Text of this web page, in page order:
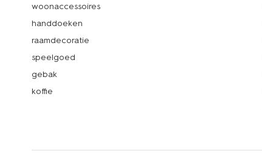
woonaccessoires
handdoeken
raamdecoratie
speelgoed
gebak
koffie